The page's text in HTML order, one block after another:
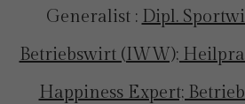
Generalist : Dipl.
Betriebswirt (IWW);
Happiness Expert;